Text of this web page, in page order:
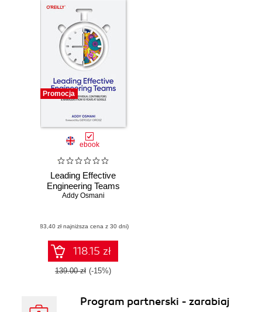
Promocja
ebook
Leading Effective
Engineering Teams
Addy Osmani
(83,40 zł najniższa cena z 30 dni)
118.15 zł
139.00 zł (-15%)
Program partnerski - zarabiaj